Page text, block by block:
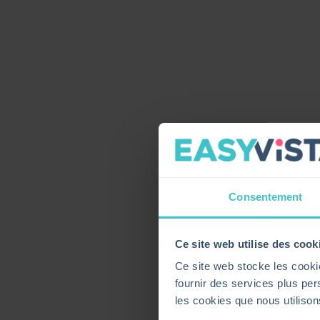
Consentement
Ce site web utilise des
Ce site web stocke les
fournir des services plus
les cookies que nous
LA
des actifs
services IT. Le
Avec une bonne
salarié, récupérer
(maintenance, mise à
LA